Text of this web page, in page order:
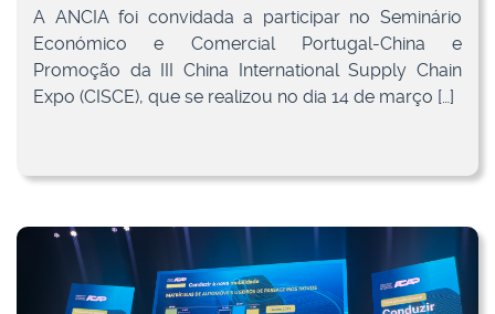
A ANCIA foi convidada a participar no Seminário
Económico e Comercial Portugal-China e
Promoção da III China International Supply Chain
Expo (CISCE), que se realizou no dia 14 de março […]